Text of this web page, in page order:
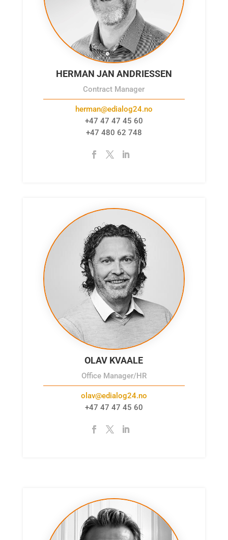
HERMAN JAN ANDRIESSEN
Contract Manager
herman@edialog24.no
+47 47 47 45 60
+47 480 62 748
OLAV KVAALE
Office Manager/HR
olav@edialog24.no
+47 47 47 45 60